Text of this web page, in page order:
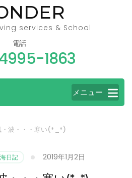
services & School
電話
1863
メニュー
・波・・・寒い(*_*)
海日記 2019年1月2日